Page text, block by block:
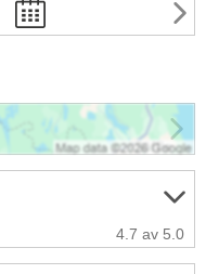
4.7 av 5.0